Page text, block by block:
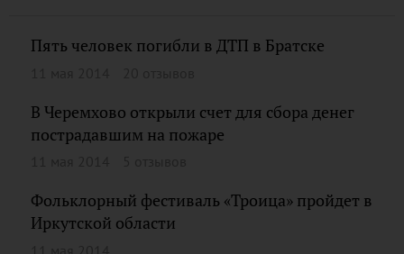
Пять человек погибли в ДТП в Братске
В Черемхово открыли счет для сбора денег
пострадавшим на пожаре
Фольклорный фестиваль «Троица» пройдет в
Иркутской области